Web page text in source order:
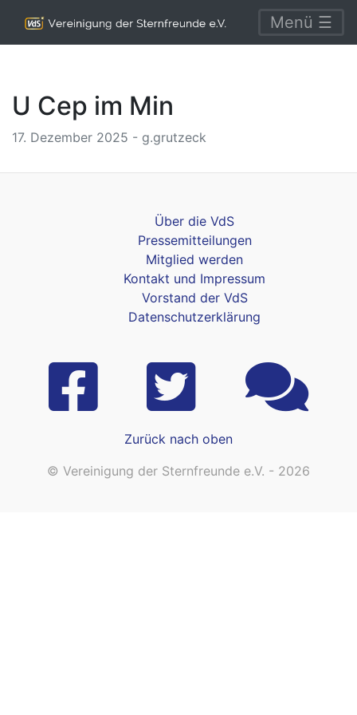
Menü ☰
U Cep im Min
17. Dezember 2025 - g.grutzeck
Über die VdS
Pressemitteilungen
Mitglied werden
Kontakt und Impressum
Vorstand der VdS
Datenschutzerklärung
Zurück nach oben
© Vereinigung der Sternfreunde e.V. - 2026